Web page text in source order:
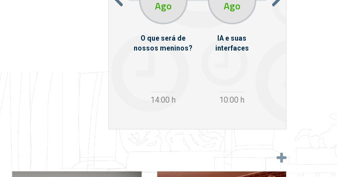
Ago
O que será de
nossos meninos?
14:00 h
Ago
IA e suas
interfaces
10:00 h